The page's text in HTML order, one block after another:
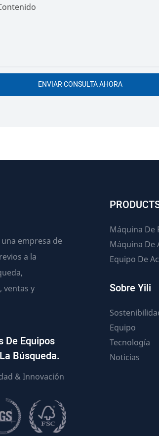
ENVIAR CONSULTA AHORA
empresa de
a la
ventas y
De Equipos
Búsqueda.
& Innovación
Máquina De
Máquina De
Equipo De
Sobre Yili
Equipo
Tecnología
Noticias